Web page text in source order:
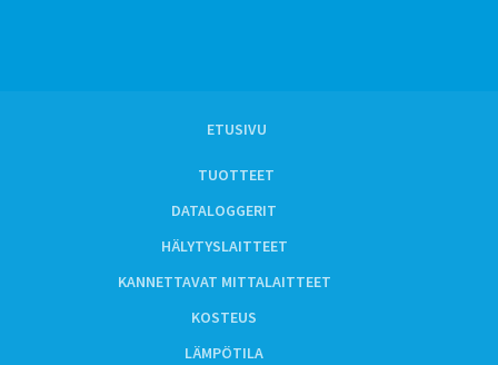
ETUSIVU
TUOTTEET
DATALOGGERIT
HÄLYTYSLAITTEET
KANNETTAVAT MITTALAITTEET
KOSTEUS
LÄMPÖTILA